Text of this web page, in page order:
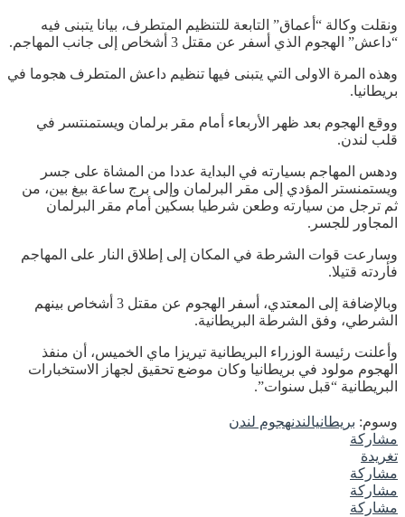
ونقلت وكالة “أعماق” التابعة للتنظيم المتطرف، بيانا يتبنى فيه
“داعش” الهجوم الذي أسفر عن مقتل 3 أشخاص إلى جانب المهاجم.
وهذه المرة الاولى التي يتبنى فيها تنظيم داعش المتطرف هجوما في
بريطانيا.
ووقع الهجوم بعد ظهر الأربعاء أمام مقر برلمان ويستمنتسر في
قلب لندن.
ودهس المهاجم بسيارته في البداية عددا من المشاة على جسر
ويستمنستر المؤدي إلى مقر البرلمان وإلى برج ساعة بيغ بين، من
ثم ترجل من سيارته وطعن شرطيا بسكين أمام مقر البرلمان
المجاور للجسر.
وسارعت قوات الشرطة في المكان إلى إطلاق النار على المهاجم
فأردته قتيلا.
وبالإضافة إلى المعتدي، أسفر الهجوم عن مقتل 3 أشخاص بينهم
الشرطي، وفق الشرطة البريطانية.
وأعلنت رئيسة الوزراء البريطانية تيريزا ماي الخميس، أن منفذ
الهجوم مولود في بريطانيا وكان موضع تحقيق لجهاز الاستخبارات
البريطانية “قبل سنوات”.
وسوم: بريطانيالندنهجوم لندن
مشاركة
تغريدة
مشاركة
مشاركة
مشاركة